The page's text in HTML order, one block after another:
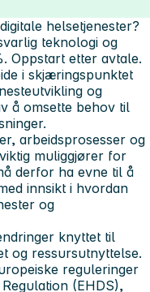
helsetjenester?
teknologi og
Oppstart etter avtale.
i skjæringspunktet
og
å omsette behov til
arbeidsprosesser og
muliggjører for
derfor ha evne til å
innsikt i hvordan
og
knyttet til
og ressursutnyttelse.
reguleringer
(EHDS),